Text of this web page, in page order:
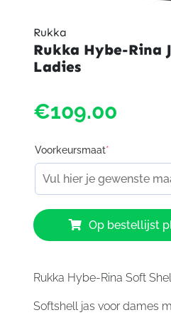
Rukka
Rukka Hybe-Rina
Ladies
€109.00
Voorkeursmaat*
Rukka
Hybe-
Rina
Ladies
Op bestellijst
Rukka Hybe-Rina Soft
Softshell jas voor dames